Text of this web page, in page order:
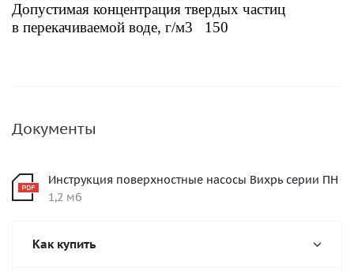
Допустимая концентрация твердых частиц
в перекачиваемой воде, г/м3 150
Документы
Инструкция поверхностные насосы Вихрь серии ПН
1,2 мб
Как купить